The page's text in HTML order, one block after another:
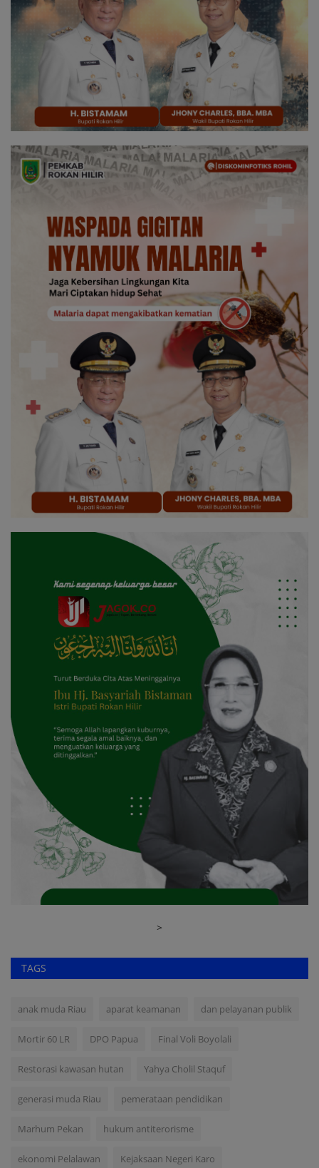
>
TAGS
anak muda Riau aparat keamanan dan pelayanan publik
Mortir 60 LR DPO Papua Final Voli Boyolali
Restorasi kawasan hutan Yahya Cholil Staquf
generasi muda Riau pemerataan pendidikan
Marhum Pekan hukum antiterorisme
ekonomi Pelalawan Kejaksaan Negeri Karo